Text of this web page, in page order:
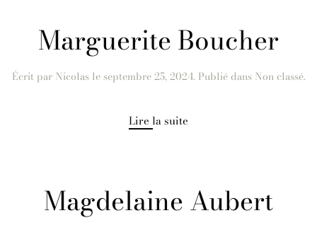
Marguerite Boucher
Écrit par Nicolasleseptembre 25, 2024. Publié dans Non classé.
Lire la suite
Magdelaine Aubert